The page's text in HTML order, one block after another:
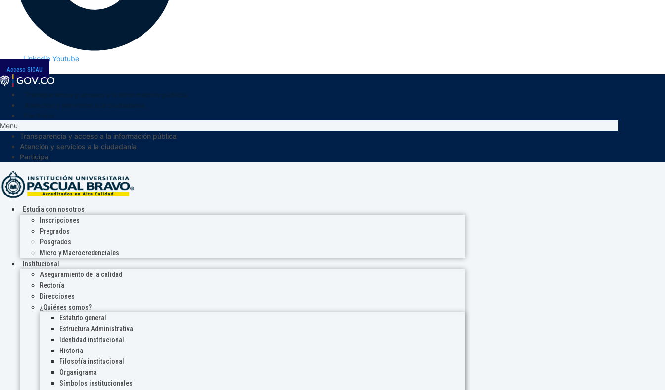
Linkedin Youtube
Acceso SICAU
Menu
Transparencia y acceso a la información pública
Atención y servicios a la ciudadanía
Participa
Estudia con nosotros
Inscripciones
Pregrados
Posgrados
Micro y Macrocredenciales
Institucional
Aseguramiento de la calidad
Rectoría
Direcciones
¿Quiénes somos?
Estatuto general
Estructura Administrativa
Identidad institucional
Historia
Filosofía institucional
Organigrama
Símbolos institucionales